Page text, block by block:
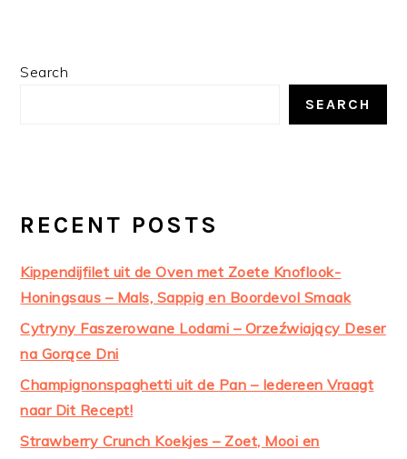
PRIMARY
Search
SEARCH
RECENT POSTS
Kippendijfilet uit de Oven met Zoete Knoflook-
Honingsaus – Mals, Sappig en Boordevol Smaak
Cytryny Faszerowane Lodami – Orzeźwiający Deser
na Gorące Dni
Champignonspaghetti uit de Pan – Iedereen Vraagt
naar Dit Recept!
Strawberry Crunch Koekjes – Zoet, Mooi en